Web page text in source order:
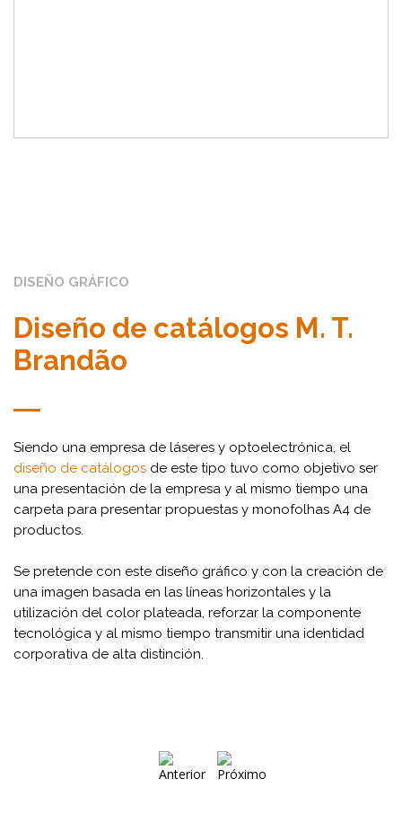
DISEÑO GRÁFICO
Diseño de catálogos M. T.
Brandão
Siendo una empresa de láseres y optoelectrónica, el
diseño de catálogos de este tipo tuvo como objetivo ser
una presentación de la empresa y al mismo tiempo una
carpeta para presentar propuestas y monofolhas A4 de
productos.
Se pretende con este diseño gráfico y con la creación de
una imagen basada en las líneas horizontales y la
utilización del color plateada, reforzar la componente
tecnológica y al mismo tiempo transmitir una identidad
corporativa de alta distinción.